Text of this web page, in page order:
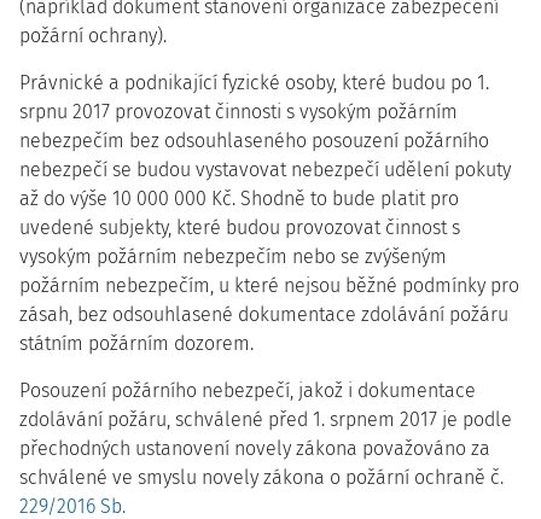
(například dokument stanovení organizace zabezpečení
požární ochrany).
Právnické a podnikající fyzické osoby, které budou po 1.
srpnu 2017 provozovat činnosti s vysokým požárním
nebezpečím bez odsouhlaseného posouzení požárního
nebezpečí se budou vystavovat nebezpečí udělení pokuty
až do výše 10 000 000 Kč. Shodně to bude platit pro
uvedené subjekty, které budou provozovat činnost s
vysokým požárním nebezpečím nebo se zvýšeným
požárním nebezpečím, u které nejsou běžné podmínky pro
zásah, bez odsouhlasené dokumentace zdolávání požáru
státním požárním dozorem.
Posouzení požárního nebezpečí, jakož i dokumentace
zdolávání požáru, schválené před 1. srpnem 2017 je podle
přechodných ustanovení novely zákona považováno za
schválené ve smyslu novely zákona o požární ochraně č.
229/2016 Sb.